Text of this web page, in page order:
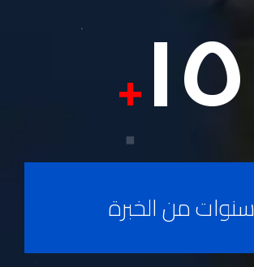
١٥+
سنوات من الخبرة